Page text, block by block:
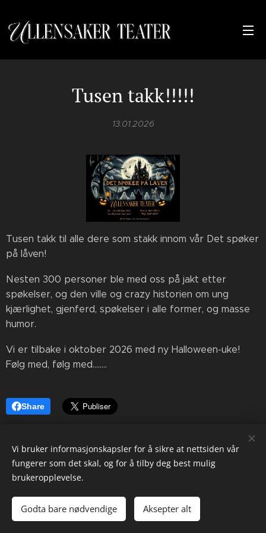
Tusen takk!!!!!
13.01.2026
Tusen takk til alle dere som stakk innom vår Det spøker
på låven!
Nesten 300 personer ble med oss på jakt etter
spøkelser, og den ville og crazy historien om ung
kjærlighet, gjenferd, spøkelser i alle former, og masse
humor.
Vi er tilbake i oktober 2026 med ny Halloween-uke!
Følg med, følg med........
Share
© 2025 Ullensaker Teater, post@ullensakerteater.no
Drevet avWebnode Informasjonskapsler
Vi bruker informasjonskapsler for å sikre at nettsiden vår
fungerer som det skal, og for å tilby deg best mulig
brukeropplevelse.
Godta bare nødvendige Aksepter alt